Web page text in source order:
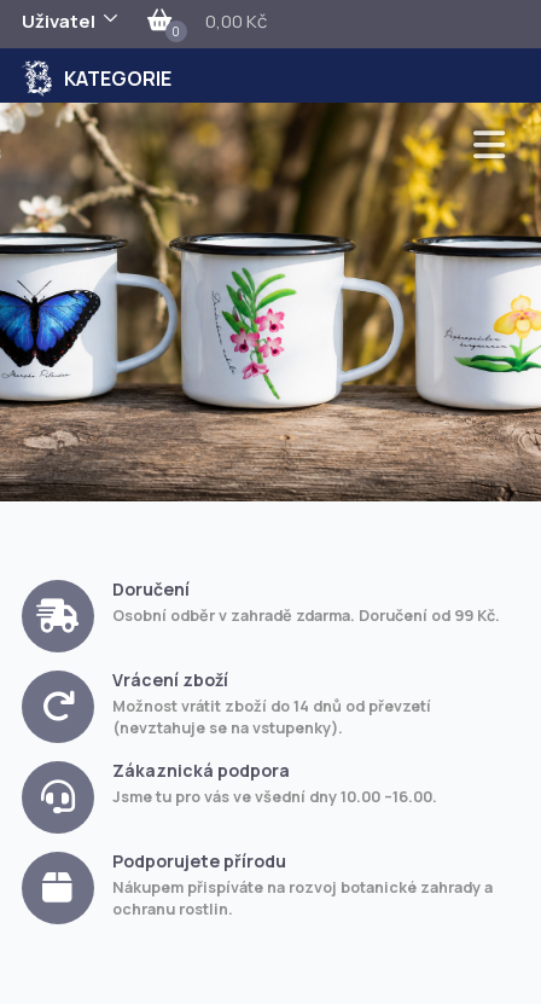
Uživatel 0 0,00 Kč
KATEGORIE
Doručení
Osobní odběr v zahradě zdarma. Doručení od 99 Kč.
Vrácení zboží
Možnost vrátit zboží do 14 dnů od převzetí
(nevztahuje se na vstupenky).
Zákaznická podpora
Jsme tu pro vás ve všední dny 10.00 –16.00.
Podporujete přírodu
Nákupem přispíváte na rozvoj botanické zahrady a
ochranu rostlin.